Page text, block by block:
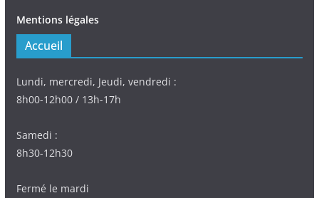
Mentions légales
Accueil
Lundi, mercredi, Jeudi, vendredi :
8h00-12h00 / 13h-17h
Samedi :
8h30-12h30
Fermé le mardi